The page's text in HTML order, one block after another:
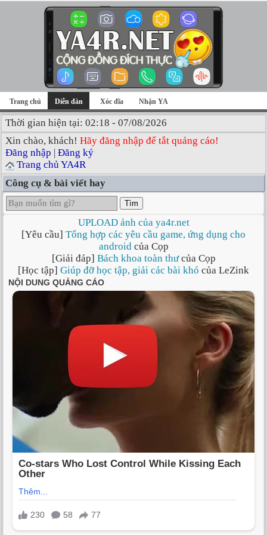
Trang chủ Diễn đàn Xóc đĩa Nhận YA
Thời gian hiện tại: 02:18 - 07/08/2026
Xin chào, khách! Hãy đăng nhập để tắt quảng cáo!
Đăng nhập | Đăng ký
Trang chủ YA4R
Công cụ & bài viết hay
Tìm
UPLOAD ảnh của ya4r.net
[Yêu cầu] Tổng hợp các yêu cầu game, ứng dụng cho
androidcủa Cọp
[Giải đáp] Bách khoa toàn thưcủa Cọp
[Học tập] Giúp đỡ học tập, giải các bài khó của LeZink